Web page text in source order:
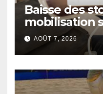
Baisse des
mobilisation
CNTS de
AOÛT 7, 2026